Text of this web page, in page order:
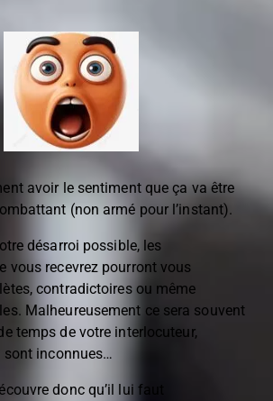
avoir le sentiment que ça va être
(non armé pour l’instant).
désarroi possible, les
vous recevrez pourront vous
contradictoires ou même
Malheureusement ce sera souvent
temps de votre interlocuteur,
inconnues…
donc qu’il lui faut